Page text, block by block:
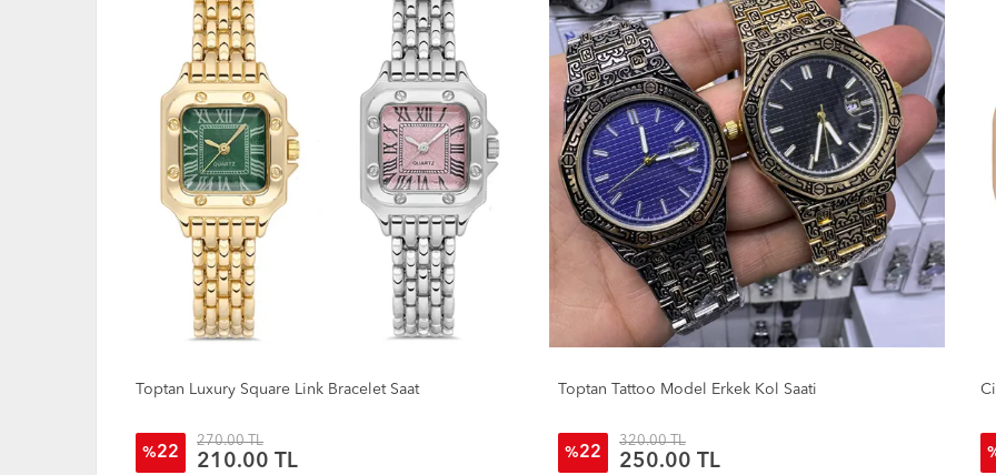
Toptan Tattoo Model Erkek Kol Saati
%22
320.00 TL
250.00 TL
Citizen Model Unisex Classic Metal Saat
%22
270.00 TL
210.00 TL